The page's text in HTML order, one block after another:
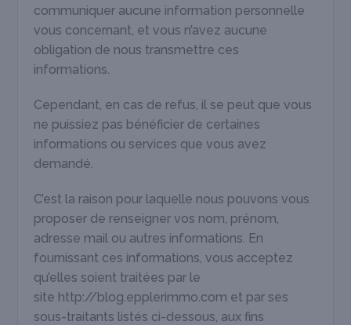
communiquer aucune information personnelle
vous concernant, et vous n’avez aucune
obligation de nous transmettre ces
informations.
Cependant, en cas de refus, il se peut que vous
ne puissiez pas bénéficier de certaines
informations ou services que vous avez
demandé.
C’est la raison pour laquelle nous pouvons vous
proposer de renseigner vos nom, prénom,
adresse mail ou autres informations. En
fournissant ces informations, vous acceptez
qu’elles soient traitées par le
site http://blog.epplerimmo.com et par ses
sous-traitants listés ci-dessous, aux fins